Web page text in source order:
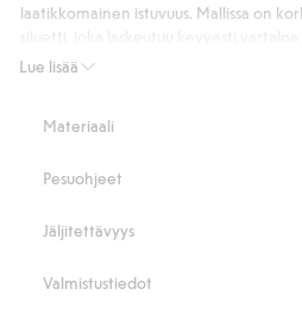
Lue lisää
laatikkomainen istuvuus. Mallissa on
Helppokäyttöinen vaate, jonka voi
Korkea poolokaulus
Laskeutuu kevyesti vartaloa
Pituus 49 cm
Tuotenumero
912287
Materiaali
Pesuohjeet
Jäljitettävyys
Valmistustiedot